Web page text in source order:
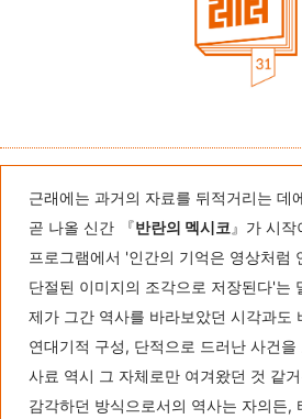
근래에는 과거의 자료를 뒤적거리는 데
곧 나올 신간
『반란의 멕시코 』가 시
프로그램에서 '인간의 기억은 영상처럼
단절된 이미지의 조각으로 저장된다'는
제가 그간 역사를 바라보았던 시각과도
연대기적 구성, 단적으로 드러난 사건
사료 역시 그 자체로만 여겨왔던 것 같
감각하던 방식으로서의 역사는 자의든,